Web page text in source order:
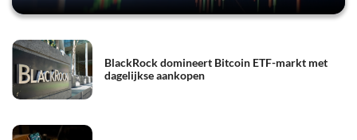
BlackRock domineert Bitcoin ETF-markt met
dagelijkse aankopen